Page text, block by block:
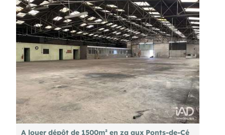
risques auxquels ce bien est exposé sont
disponibles sur le site
A louer dépôt de 1500m² en za aux Ponts-de-Cé